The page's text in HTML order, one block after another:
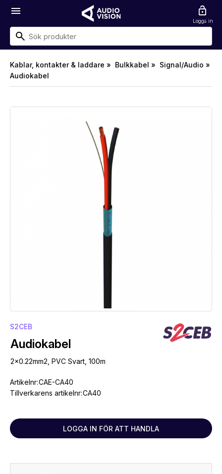
menu lock_open
Logga in
Kablar, kontakter & laddare » Bulkkabel » Signal/Audio »
Audiokabel
S2CEB
Audiokabel
2x0.22mm2, PVC Svart, 100m
Artikelnr:CAE-CA40
Tillverkarens artikelnr:CA40
LOGGA IN FÖR ATT HANDLA